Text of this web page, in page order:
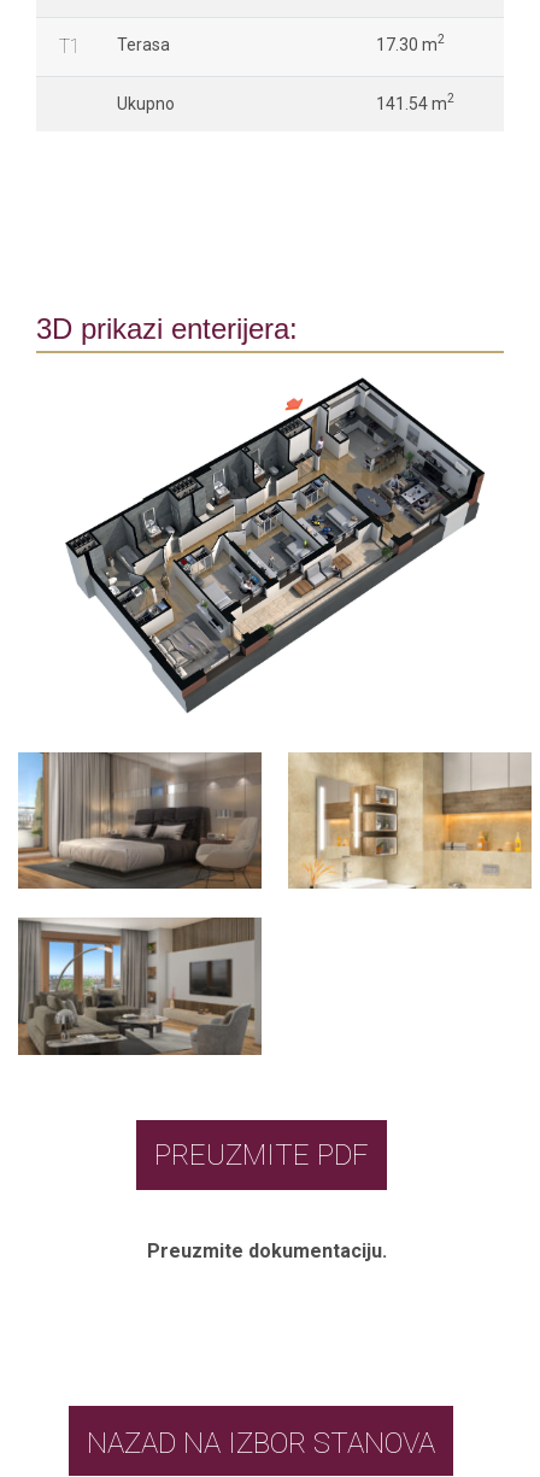
T1 Terasa 17.30 m2
Ukupno 141.54 m2
3D prikazi enterijera:
PREUZMITE PDF
Preuzmite dokumentaciju.
NAZAD NA IZBOR STANOVA